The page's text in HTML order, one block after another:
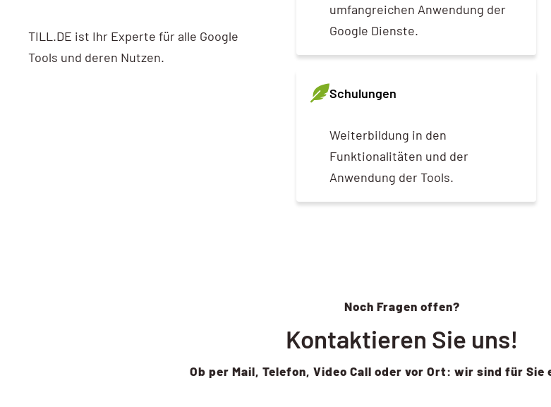
TILL.DE ist Ihr Experte für alle Google
Tools und deren Nutzen.
umfangreichen Anwendung der
Google Dienste.
Schulungen
Weiterbildung in den
Funktionalitäten und der
Anwendung der Tools.
Noch Fragen offen?
Kontaktieren Sie uns!
Ob per Mail, Telefon, Video Call oder vor Ort: wir sind für Sie